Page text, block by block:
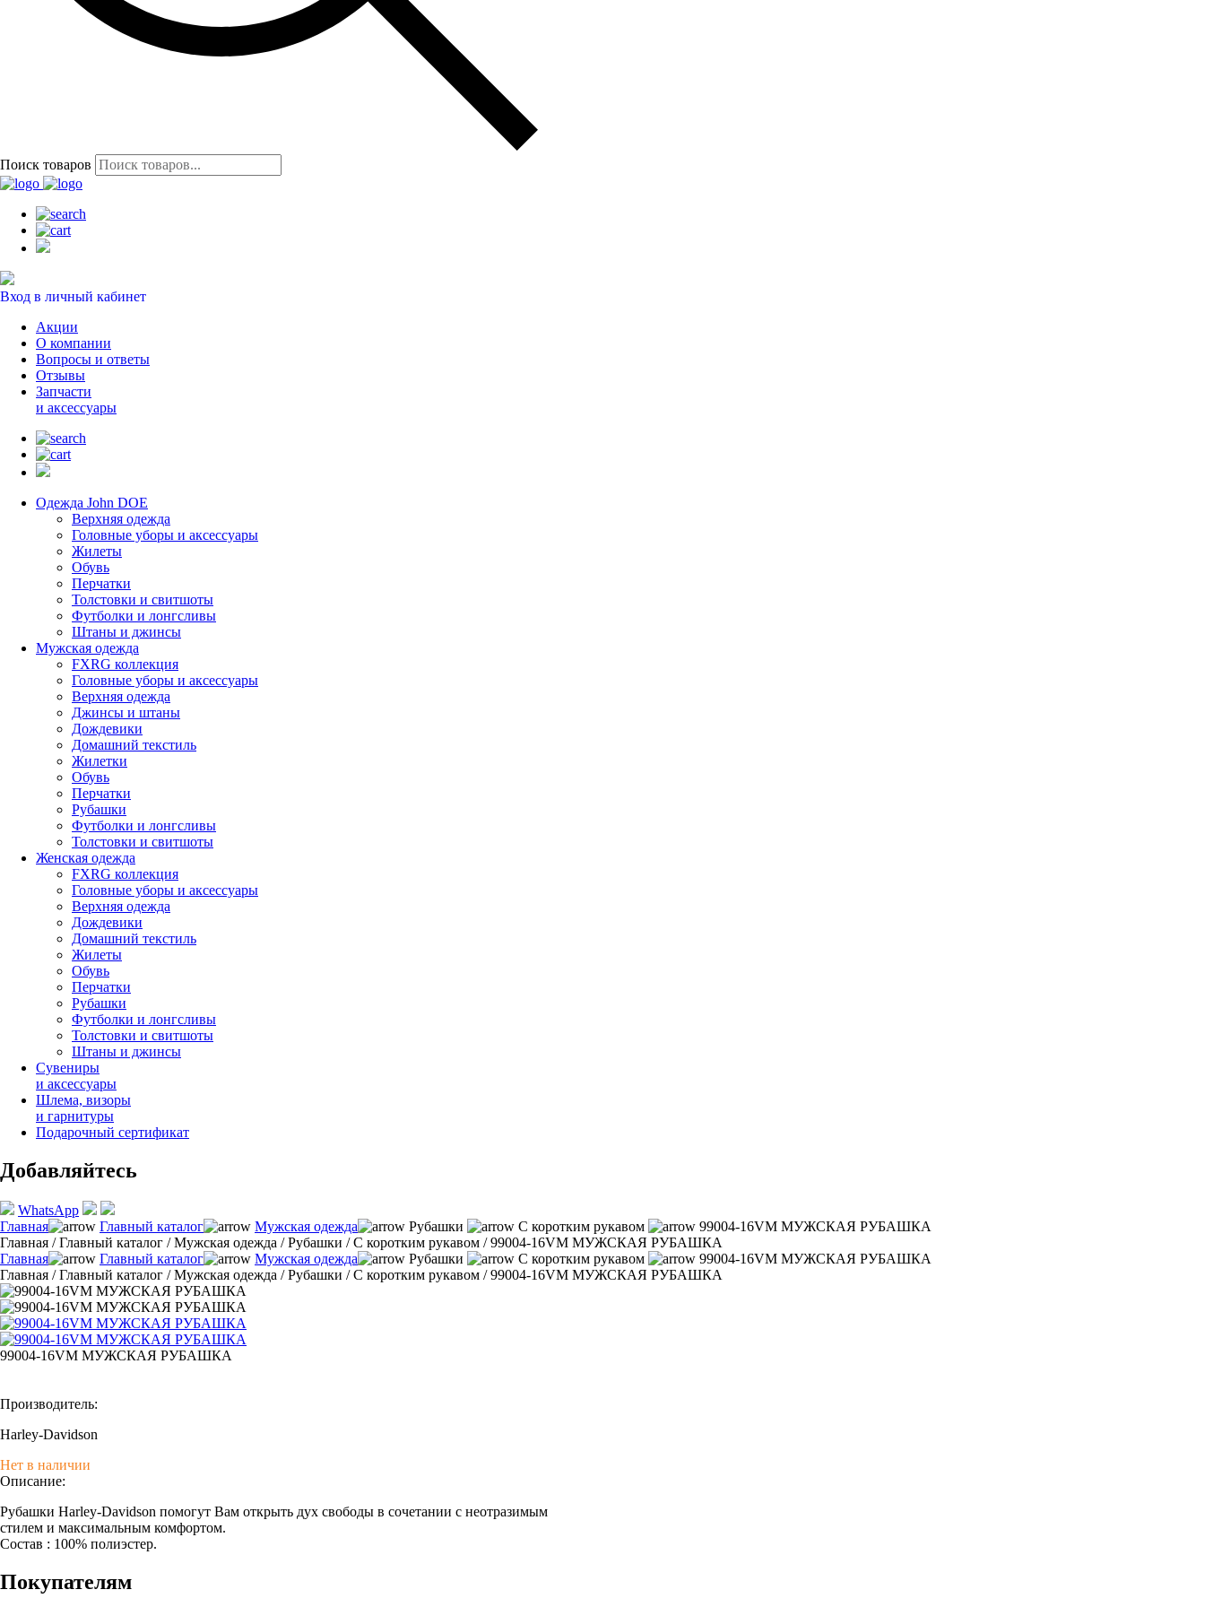
Поиск товаров
Вход в личный кабинет
Акции
О компании
Вопросы и ответы
Отзывы
Запчасти
и аксессуары
Одежда John DOE
Верхняя одежда
Головные уборы и аксессуары
Жилеты
Обувь
Перчатки
Толстовки и свитшоты
Футболки и лонгсливы
Штаны и джинсы
Мужская одежда
FXRG коллекция
Головные уборы и аксессуары
Верхняя одежда
Джинсы и штаны
Дождевики
Домашний текстиль
Жилетки
Обувь
Перчатки
Рубашки
Футболки и лонгсливы
Толстовки и свитшоты
Женская одежда
FXRG коллекция
Головные уборы и аксессуары
Верхняя одежда
Дождевики
Домашний текстиль
Жилеты
Обувь
Перчатки
Рубашки
Футболки и лонгсливы
Толстовки и свитшоты
Штаны и джинсы
Сувениры
и аксессуары
Шлема, визоры
и гарнитуры
Подарочный сертификат
Добавляйтесь
WhatsApp
Главная
Главный каталог Мужская одежда Рубашки С коротким рукавом
99004-16VM МУЖСКАЯ РУБАШКА
Главная /Главный каталог /Мужская одежда /Рубашки /С коротким рукавом /99004-16VM МУЖСКАЯ РУБАШКА
Главная
Главный каталог Мужская одежда Рубашки С коротким рукавом
99004-16VM МУЖСКАЯ РУБАШКА
Главная /Главный каталог /Мужская одежда /Рубашки /С коротким рукавом /99004-16VM МУЖСКАЯ РУБАШКА
99004-16VM МУЖСКАЯ РУБАШКА
Производитель:
Harley-Davidson
Нет в наличии
Описание:
Рубашки Harley-Davidson помогут Вам открыть дух свободы в сочетании с неотразимым
стилем и максимальным комфортом.
Состав : 100% полиэстер.
Покупателям